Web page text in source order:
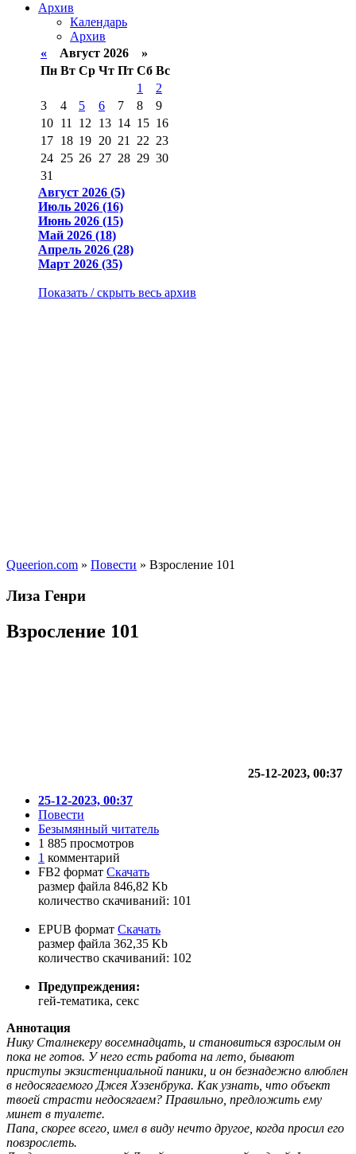
Архив
Календарь
Архив
« Август 2026 »
Пн Вт Ср Чт Пт Сб Вс
1
2
3
4 5 6 7 8
9
10 11 12 13 14 15 16
17 18 19 20 21 22 23
24 25 26 27 28 29 30
31
Август 2026 (5)
Июль 2026 (16)
Июнь 2026 (15)
Май 2026 (18)
Апрель 2026 (28)
Март 2026 (35)
Показать / скрыть весь архив
Queerion.com » Повести » Взросление 101
Лиза Генри
Взросление 101
25-12-2023, 00:37
25-12-2023, 00:37
Повести
Безымянный читатель
1 885 просмотров
1 комментарий
FB2 формат Скачать
размер файла 846,82 Kb
количество cкачиваний: 101
EPUB формат Скачать
размер файла 362,35 Kb
количество cкачиваний: 102
Предупреждения:
гей-тематика, секс
Аннотация
Нику Сталнекеру восемнадцать, и становиться взрослым он
пока не готов. У него есть работа на лето, бывают
приступы экзистенциальной паники, и он безнадежно влюблен
в недосягаемого Джея Хэзенбрука. Как узнать, что объект
твоей страсти недосягаем? Правильно, предложить ему
минет в туалете.
Папа, скорее всего, имел в виду нечто другое, когда просил его
повзрослеть.